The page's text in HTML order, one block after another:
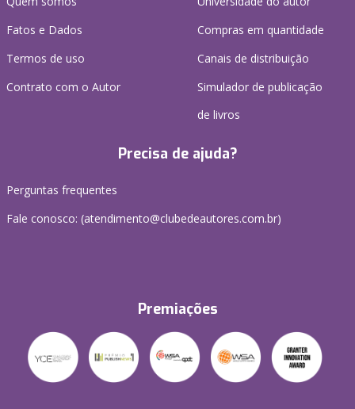
Fatos e Dados
Termos de uso
Contrato com o Autor
Compras em quantidade
Canais de distribuição
Simulador de publicação
de livros
Precisa de ajuda?
Perguntas frequentes
Fale conosco: (atendimento@clubedeautores.com.br)
Premiações